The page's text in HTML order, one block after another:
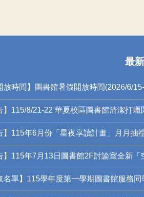
最
放時間】圖書館暑假開放時間(2026/6/
】115/8/21-22 華夏校區圖書館清潔打蠟
】115年6月份「星夜享讀計畫」月月抽
】115年7月13日圖書館2F討論室全新「
名單】115學年度第一學期圖書館服務